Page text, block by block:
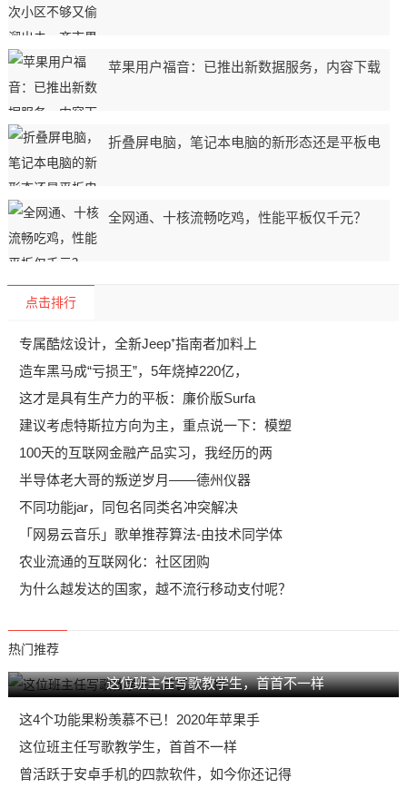
苹果用户福音：已推出新数据服务，内容下载
折叠屏电脑，笔记本电脑的新形态还是平板电
全网通、十核流畅吃鸡，性能平板仅千元？
点击排行
专属酷炫设计，全新Jeep⁺指南者加料上
造车黑马成“亏损王”，5年烧掉220亿，
这才是具有生产力的平板：廉价版Surfa
建议考虑特斯拉方向为主，重点说一下：模塑
100天的互联网金融产品实习，我经历的两
半导体老大哥的叛逆岁月——德州仪器
不同功能jar，同包名同类名冲突解决
「网易云音乐」歌单推荐算法-由技术同学体
农业流通的互联网化：社区团购​
为什么越发达的国家，越不流行移动支付呢？
热门推荐
这位班主任写歌教学生，首首不一样
这4个功能果粉羡慕不已！2020年苹果手
这位班主任写歌教学生，首首不一样
曾活跃于安卓手机的四款软件，如今你还记得